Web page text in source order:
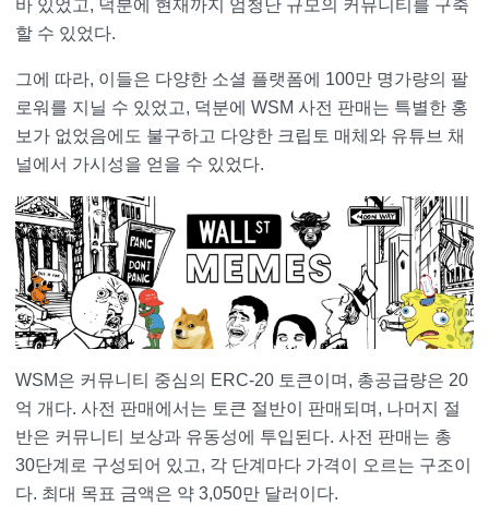
바 있었고, 덕분에 현재까지 엄청난 규모의 커뮤니티를 구축
할 수 있었다.
그에 따라, 이들은 다양한 소셜 플랫폼에 100만 명가량의 팔
로워를 지닐 수 있었고, 덕분에 WSM 사전 판매는 특별한 홍
보가 없었음에도 불구하고 다양한 크립토 매체와 유튜브 채
널에서 가시성을 얻을 수 있었다.
WSM은 커뮤니티 중심의 ERC-20 토큰이며, 총공급량은 20
억 개다. 사전 판매에서는 토큰 절반이 판매되며, 나머지 절
반은 커뮤니티 보상과 유동성에 투입된다. 사전 판매는 총
30단계로 구성되어 있고, 각 단계마다 가격이 오르는 구조이
다. 최대 목표 금액은 약 3,050만 달러이다.